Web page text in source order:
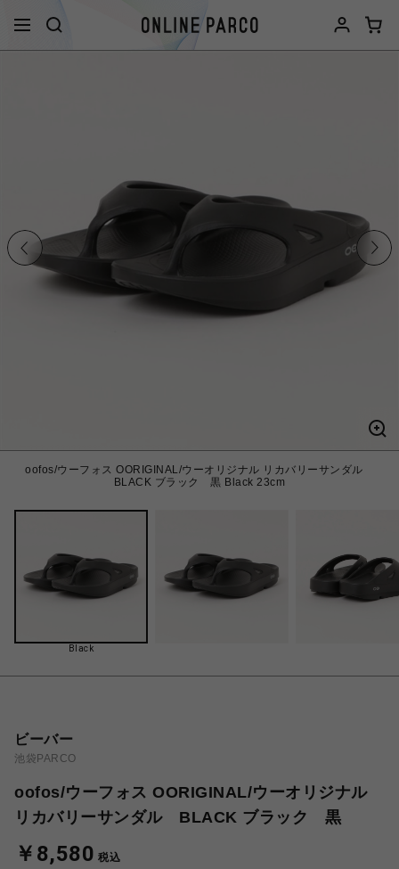
oofos/ウーフォス OORIGINAL/ウーオリジナル リカバリーサンダル
BLACK ブラック 黒 Black 23cm
Black
ビーバー
池袋PARCO
oofos/ウーフォス OORIGINAL/ウーオリジナル
リカバリーサンダル BLACK ブラック 黒
￥8,580 税込